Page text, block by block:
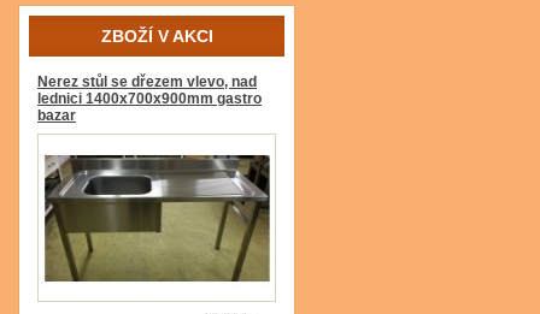
ZBOŽÍ V AKCI
Nerez stůl se dřezem vlevo, nad
lednici 1400x700x900mm gastro
bazar